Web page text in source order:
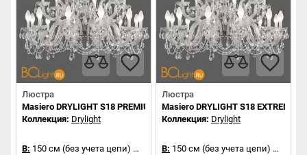
Люстра
Masiero DRYLIGHT S18 PREMIUM RGBW
Коллекция: Drylight
В: 150 см (без учета цепи) Д:
106 см
Люстра
Masiero DRYLIGHT S18 EXTREME
Коллекция: Drylight
В: 150 см (без учета цепи) Д: